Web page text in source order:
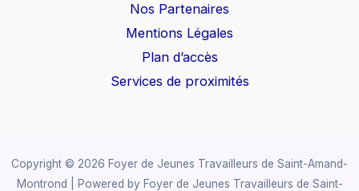
Nos Partenaires
Mentions Légales
Plan d’accès
Services de proximités
Copyright © 2026 Foyer de Jeunes Travailleurs de Saint-Amand-
Montrond | Powered by Foyer de Jeunes Travailleurs de Saint-